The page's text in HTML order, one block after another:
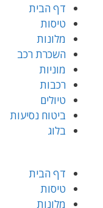
דף הבית
טיסות
מלונות
השכרת רכב
מוניות
רכבות
טיולים
ביטוח נסיעות
בלוג
דף הבית
טיסות
מלונות